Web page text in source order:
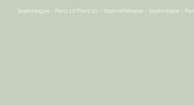
Sophrologue - Paris 17/Paris 10 - Sophrothérapie - Sophrologie -